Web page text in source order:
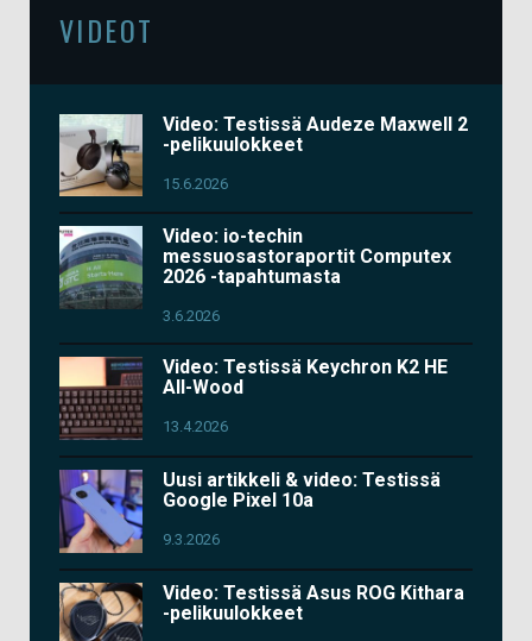
VIDEOT
Video: Testissä Audeze Maxwell 2
-pelikuulokkeet
15.6.2026
Video: io-techin
messuosastoraportit Computex
2026 -tapahtumasta
3.6.2026
Video: Testissä Keychron K2 HE
All-Wood
13.4.2026
Uusi artikkeli & video: Testissä
Google Pixel 10a
9.3.2026
Video: Testissä Asus ROG Kithara
-pelikuulokkeet